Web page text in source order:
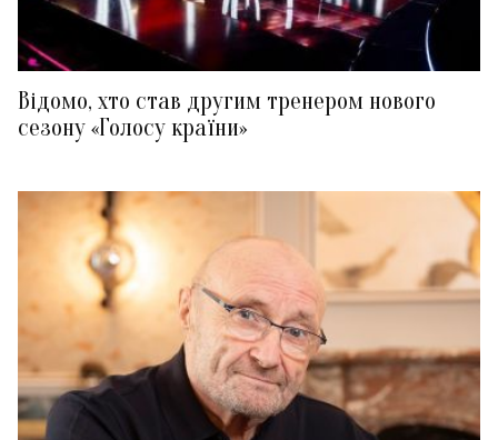
Відомо, хто став другим тренером нового
сезону «Голосу країни»